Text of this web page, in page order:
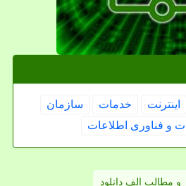
اینترنت خدمات
سازمان
و فناوری اطلاعات
و مطالب الف دانلود